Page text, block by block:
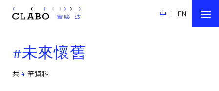
中 | EN
#未來懷舊
共4 筆資料